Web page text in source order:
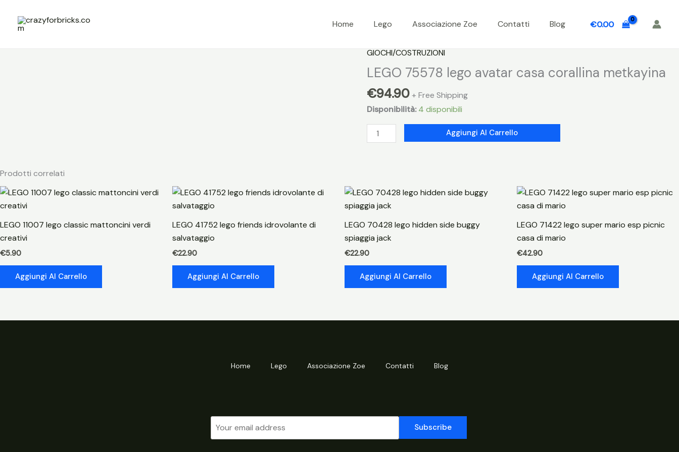
contenuto
Home Lego Associazione Zoe Contatti Blog €0.00
GIOCHI/COSTRUZIONI
LEGO 75578 lego avatar casa corallina metkayina
€94.90 + Free Shipping
Disponibilità: 4 disponibili
LEGO
75578
corallina
metkayina
quantità
Aggiungi Al Carrello
Prodotti correlati
LEGO 11007 lego classic mattoncini verdi
creativi
€5.90
Aggiungi Al Carrello
LEGO 41752 lego friends idrovolante di
salvataggio
€22.90
Aggiungi Al Carrello
LEGO 70428 lego hidden side buggy
spiaggia jack
€22.90
Aggiungi Al Carrello
LEGO 71422 lego super mario esp picnic
casa di mario
€42.90
Aggiungi Al Carrello
Home Lego Associazione Zoe Contatti Blog
Subscribe